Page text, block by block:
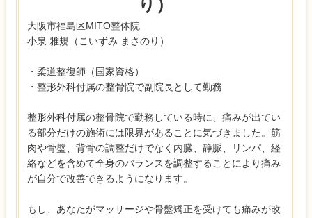
り）
大阪市福島区MITO整体院
小泉 雅規（こいずみ まさのり）
・柔道整復師（国家資格）
・整形外科付属の整骨院で副院長として勤務
整形外科付属の整骨院で勤務している時に、痛みが出てい
る部分だけの施術には限界があることに気づきました。筋
肉や骨盤、背骨の調整だけでなく内臓、静脈、リンパ、経
絡などを含めて全身のバランスを調整することにより痛み
が自分で改善できるようになります。
もし、あなたがマッサージや骨盤矯正を受けても痛みが改